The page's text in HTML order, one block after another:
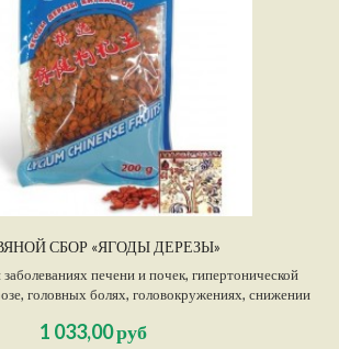
СБОР «ЯГОДЫ ДЕРЕЗЫ»
печени и почек, гипертонической
головных болях, головокружениях, снижении
при атонии кишечника, а также для профилактики
1 033,00 руб